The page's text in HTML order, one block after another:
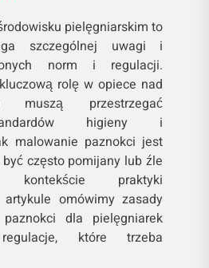
pielęgniarskim to
szczególnej uwagi i
norm i regulacji.
rolę w opiece nad
muszą przestrzegać
higieny i
malowanie paznokci jest
często pomijany lub źle
kontekście praktyki
omówimy zasady
dla pielęgniarek
które trzeba